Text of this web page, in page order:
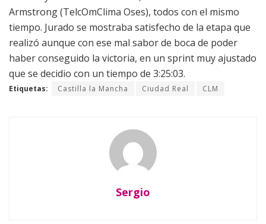
Armstrong (TelcOmClima Oses), todos con el mismo
tiempo. Jurado se mostraba satisfecho de la etapa que
realizó aunque con ese mal sabor de boca de poder
haber conseguido la victoria, en un sprint muy ajustado
que se decidio con un tiempo de 3:25:03.
Etiquetas: Castilla la Mancha Ciudad Real CLM
Sergio